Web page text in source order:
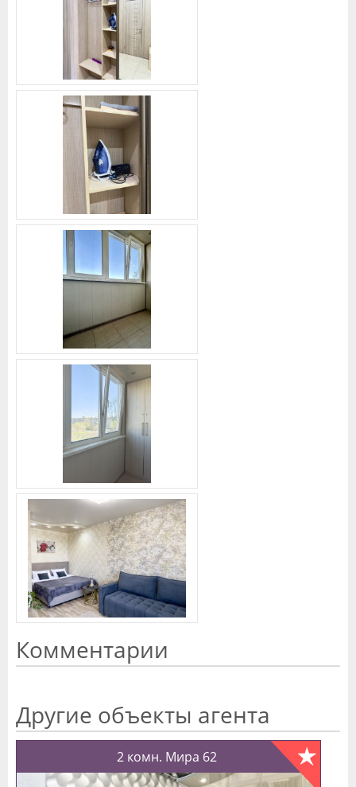
Комментарии
Другие объекты агента
2 комн. Мира 62